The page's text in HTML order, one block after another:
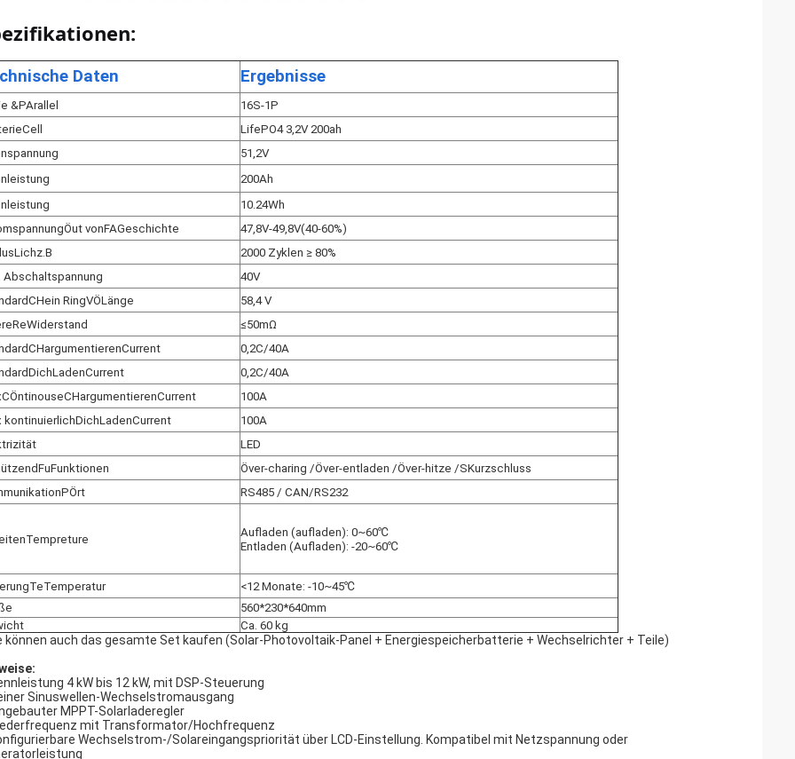
Daten Ergebnisse
&PArallel 16S-1P
Ce
LifePO4 3,2V 200ah
51,2V
200Ah
10.24Wh
Öut vonFAGeschichte
47,8V-49,8V(40-60%)
Lichz.B 2000 Zyklen ≥ 80%
Abschaltspannung
40V
CHein RingVÖLänge
58,4 V
ReWiderstand
≤50mΩ
CHargumentierenCurrent
0,2C/40A
DichLadenCurrent
0,2C/40A
CÖntinouseCHargumentierenCurrent
100A
kontinuierlichDichLadenCurrent
100A
LED
FuFunktionen Över-charing /Över-entladen /Över-hitze /SKurzschluss
PÖrt RS485 / CAN/RS232
Tempreture
Aufladen (aufladen): 0~60℃
Entladen (Aufladen): -20~60℃
TeTemperatur
<12 Monate: -10~45℃
560*230*640mm
Ca. 60 kg
können auch das gesamte Set kaufen (Solar-Photovoltaik-Panel + Energiespeicherbatterie + Wechselrichter + Teile)
4 kW bis 12 kW, mit DSP-Steuerung
Sinuswellen-Wechselstromausgang
MPPT-Solarladeregler
mit Transformator/Hochfrequenz
Wechselstrom-/Solareingangspriorität über LCD-Einstellung. Kompatibel mit Netzspannung oder